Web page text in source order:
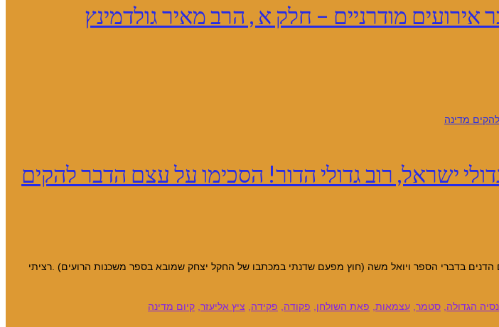
מודרניים – חלק א , הרב מאיר גולדמינץ
ישראל, רוב גדולי הדור! הסכימו על עצם הדבר להקים
בדברי הספר ויואל משה (חוץ מפעם שדנתי במכתבו של החקל יצחק שמובא בספר משכנות הרועים) .רציתי
הגדולה, סטמר, עצמאות, פאת השולחן, פקודה, פקידה, ציץ אליעזר, קיום מדינה